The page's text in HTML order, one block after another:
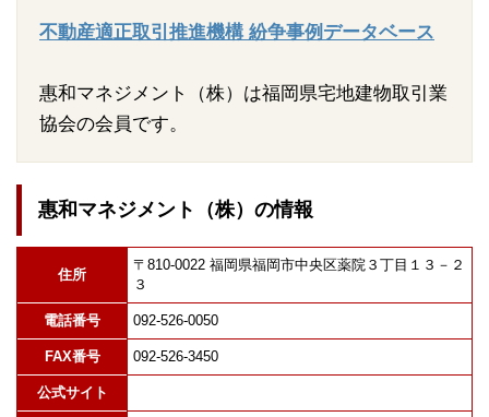
不動産適正取引推進機構 紛争事例データベース
惠和マネジメント（株）は福岡県宅地建物取引業
協会の会員です。
惠和マネジメント（株）の情報
住所
〒810-0022 福岡県福岡市中央区薬院３丁目１３－２
３
電話番号 092-526-0050
FAX番号 092-526-3450
公式サイト